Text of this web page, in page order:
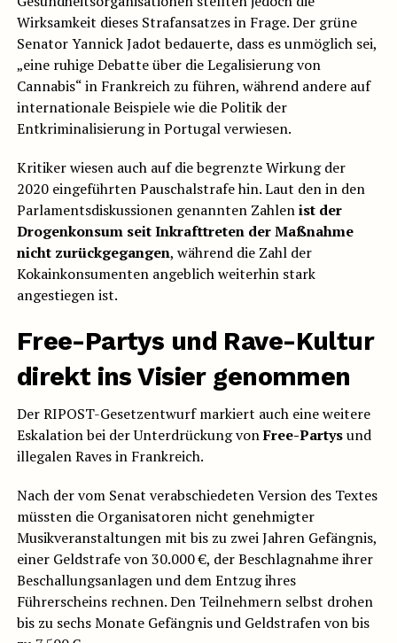
Wirksamkeit dieses Strafansatzes in Frage. Der grüne
Senator Yannick Jadot bedauerte, dass es unmöglich sei,
„eine ruhige Debatte über die Legalisierung von
Cannabis“ in Frankreich zu führen, während andere auf
internationale Beispiele wie die Politik der
Entkriminalisierung in Portugal verwiesen.
Kritiker wiesen auch auf die begrenzte Wirkung der
2020 eingeführten Pauschalstrafe hin. Laut den in den
Parlamentsdiskussionen genannten Zahlenist der
Drogenkonsum seit Inkrafttreten der Maßnahme
nicht zurückgegangen, während die Zahl der
Kokainkonsumenten angeblich weiterhin stark
angestiegen ist.
Free-Partys und Rave-Kultur
direkt ins Visier genommen
Der RIPOST-Gesetzentwurf markiert auch eine weitere
Eskalation bei der Unterdrückung vonFree-Partysund
illegalen Raves in Frankreich.
Nach der vom Senat verabschiedeten Version des Textes
müssten die Organisatoren nicht genehmigter
Musikveranstaltungen mit bis zu zwei Jahren Gefängnis,
einer Geldstrafe von 30.000 €, der Beschlagnahme ihrer
Beschallungsanlagen und dem Entzug ihres
Führerscheins rechnen. Den Teilnehmern selbst drohen
bis zu sechs Monate Gefängnis und Geldstrafen von bis